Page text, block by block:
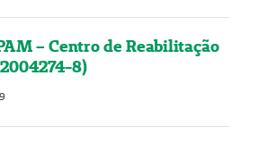
– Centro de Reabilitação
8)